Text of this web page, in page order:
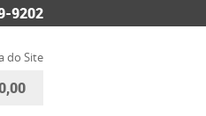
9202
do Site